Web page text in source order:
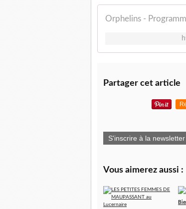
Orphelins -
Partager cet article
S'inscrire à la newsletter
Vous aimerez aussi :